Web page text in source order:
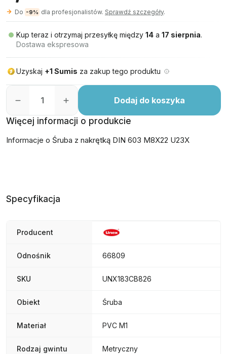
Do -9% dla profesjonalistów. Sprawdź szczegóły.
Kup teraz i otrzymaj przesyłkę między 14 a 17 sierpnia.
Dostawa ekspresowa
Uzyskaj +1 Sumis za zakup tego produktu
Dodaj do koszyka
Więcej informacji o produkcie
Informacje o Śruba z nakrętką DIN 603 M8X22 U23X
Specyfikacja
Producent
Odnośnik 66809
SKU UNX183CB826
Obiekt Śruba
Materiał PVC M1
Rodzaj gwintu Metryczny